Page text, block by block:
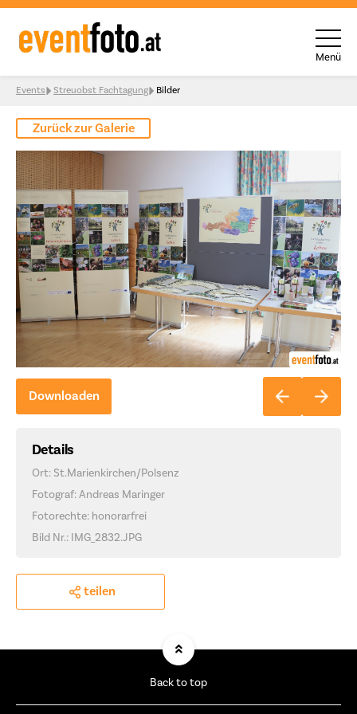
Skip to content
Menü
Events Streuobst Fachtagung Bilder
Zurück zur Galerie
Downloaden
Details
Ort: St.Marienkirchen/Polsenz
Fotograf: Andreas Maringer
Fotorechte: honorarfrei
Bild Nr.: IMG_2832.JPG
teilen
Back to top